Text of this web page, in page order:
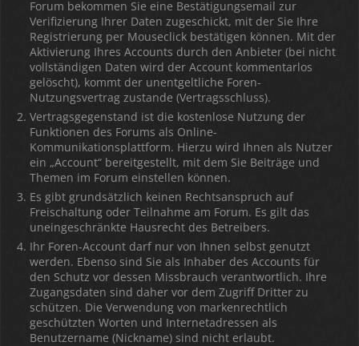
Forum bekommen Sie eine Bestätigungsemail zur
Verifizierung Ihrer Daten zugeschickt, mit der Sie Ihre
Registrierung per Mouseclick bestätigen können. Mit der
Aktivierung Ihres Accounts durch den Anbieter (bei nicht
vollständigen Daten wird der Account kommentarlos
gelöscht), kommt der unentgeltliche Foren-
Nutzungsvertrag zustande (Vertragsschluss).
Vertragsgegenstand ist die kostenlose Nutzung der
Funktionen des Forums als Online-
Kommunikationsplattform. Hierzu wird Ihnen als Nutzer
ein „Account“ bereitgestellt, mit dem Sie Beiträge und
Themen im Forum einstellen können.
Es gibt grundsätzlich keinen Rechtsanspruch auf
Freischaltung oder Teilnahme am Forum. Es gilt das
uneingeschränkte Hausrecht des Betreibers.
Ihr Foren-Account darf nur von Ihnen selbst genutzt
werden. Ebenso sind Sie als Inhaber des Accounts für
den Schutz vor dessen Missbrauch verantwortlich. Ihre
Zugangsdaten sind daher vor dem Zugriff Dritter zu
schützen. Die Verwendung von markenrechtlich
geschützten Worten und Internetadressen als
Benutzername (Nickname) sind nicht erlaubt.